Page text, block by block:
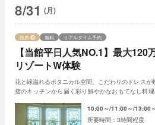
8/31 (月)
【当館平日人気NO.1】最大120
リゾートW体験
残席 無料 リアルタイム予約
花と緑溢れるボタニカル空間、こだわりのドレス
接のキッチンから届く彩り鮮やかなおもてなし料
10:00～ 11:00～ 13:00
3時間程度